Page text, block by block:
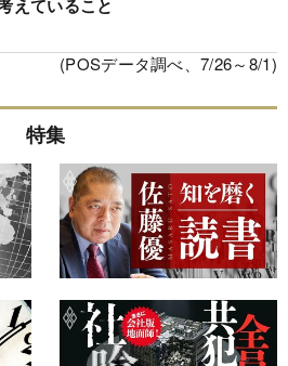
えていること
(POSデータ調べ、7/26～8/1)
特集